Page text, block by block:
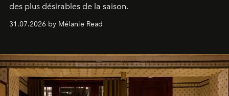
des plus désirables de la saison.
31.07.2026 by Mélanie Read